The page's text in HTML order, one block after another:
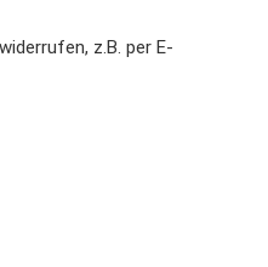
z.B. per E-